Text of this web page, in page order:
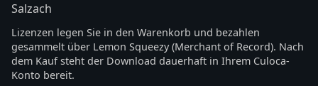
Salzach
Lizenzen legen Sie in den Warenkorb und bezahlen
gesammelt über Lemon Squeezy (Merchant of Record). Nach
dem Kauf steht der Download dauerhaft in Ihrem Culoca-
Konto bereit.